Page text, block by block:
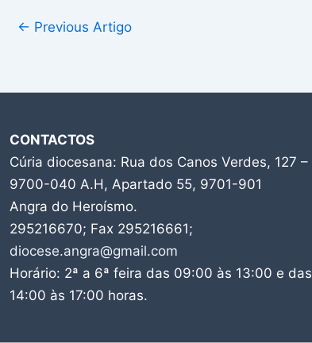
← Previous Artigo
CONTACTOS
Cúria diocesana: Rua dos Canos Verdes, 127 –
9700-040 A.H, Apartado 55, 9701-901
Angra do Heroísmo.
295216670; Fax 295216661;
diocese.angra@gmail.com
Horário: 2ª a 6ª feira das 09:00 às 13:00 e das
14:00 às 17:00 horas.